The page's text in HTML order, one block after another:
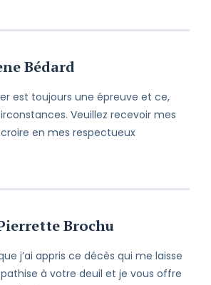
Bédard
est toujours une épreuve et ce,
Veuillez recevoir mes
en mes respectueux
Brochu
j’ai appris ce décès qui me laisse
à votre deuil et je vous offre